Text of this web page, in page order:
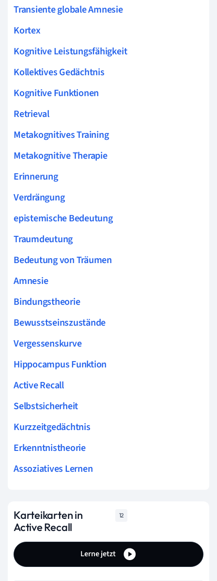
Transiente globale Amnesie
Kortex
Kognitive Leistungsfähigkeit
Kollektives Gedächtnis
Kognitive Funktionen
Retrieval
Metakognitives Training
Metakognitive Therapie
Erinnerung
Verdrängung
epistemische Bedeutung
Traumdeutung
Bedeutung von Träumen
Amnesie
Bindungstheorie
Bewusstseinszustände
Vergessenskurve
Hippocampus Funktion
Active Recall
Selbstsicherheit
Kurzzeitgedächtnis
Erkenntnistheorie
Assoziatives Lernen
Karteikarten in
Active Recall
12
Lerne jetzt